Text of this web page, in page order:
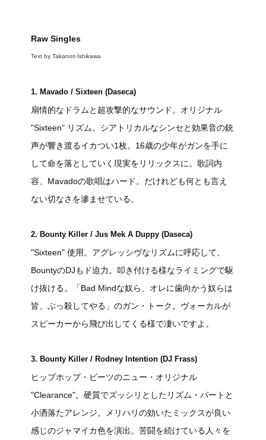
Raw Singles
Text by Takanori Ishikawa
1. Mavado / Sixteen (Daseca)
扇情的なドラムと超攻撃的なサウンド。オリジナル
"Sixteen" リズム。シアトリカルなシンセと効果音の銃
声が響き渡るイカつい1枚。16歳の少年がガンを手に
して命を落としていく現実をリリックスに。歌詞内
容、Mavadoの歌唱はハード。だけれども何とも言え
ない切なさを滲ませている。
2. Bounty Killer / Jus Mek A Duppy (Daseca)
"Sixteen" 使用。アグレッシヴなリズムに呼応して、
BountyのDJもド迫力。叩き付ける様なライミングで駆
け抜ける。「Bad Mindな奴ら、オレに歯向かう奴らは
皆、ぶっ殺してやる」のガン・トーク。ヴォーカルが
スピーカーから飛び出してくる様で凄いですよ。
3. Bounty Killer / Rodney Intention (DJ Frass)
ヒップホップ・ビーツのニュー・オリジナル
"Clearance"。硬質でズッシリとしたリズム・パートと
小洒落たアレンジ。メリハリの効いたミックスが良い
感じのジャマイカ色を演出。苦闘を続けている人々を